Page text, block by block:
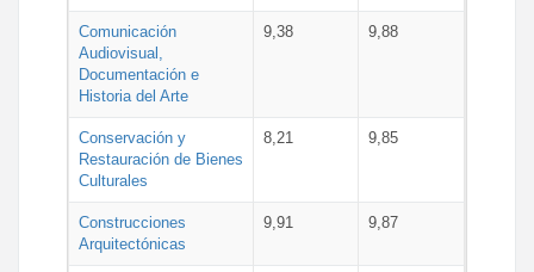
Comunicación
Audiovisual,
Documentación e
Historia del Arte
9,38 9,88
Conservación y
Restauración de Bienes
Culturales
8,21 9,85
Construcciones
Arquitectónicas
9,91 9,87